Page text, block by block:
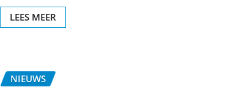
LEES MEER
NIEUWS